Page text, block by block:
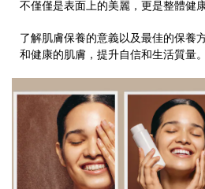
不僅僅是表面上的美麗，更是整體健
了解肌膚保養的意義以及最佳的保養
和健康的肌膚，提升自信和生活質量。